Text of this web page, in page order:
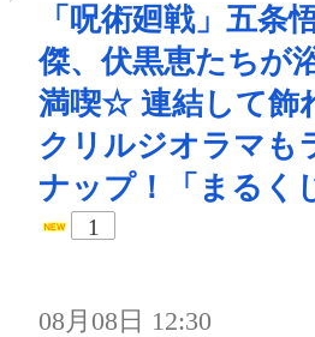
「呪術廻戦」五条
傑、伏黒恵たちが
満喫☆ 連結して飾
クリルジオラマも
ナップ！「まるく
1
08月08日 12:30